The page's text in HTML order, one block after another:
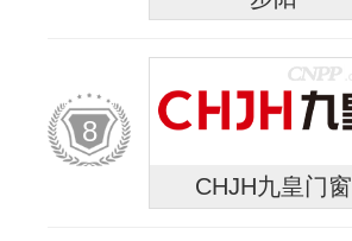
8
CHJH九皇门窗